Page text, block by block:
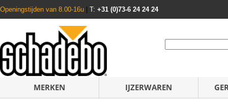
Openingstijden van 8.00-16u T: +31 (0)73-6 24 24 24
MERKEN IJZERWAREN